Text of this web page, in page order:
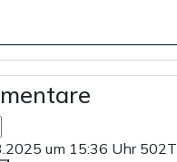
um 15:36 Uhr 502T